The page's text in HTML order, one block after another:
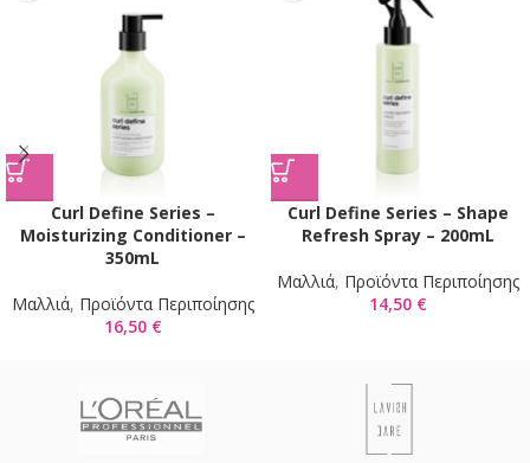
Curl Define Series –
Moisturizing Conditioner –
350mL
Μαλλιά, Προϊόντα Περιποίησης
16,50 €
Curl Define Series – Shape
Refresh Spray – 200mL
Μαλλιά, Προϊόντα Περιποίησης
14,50 €